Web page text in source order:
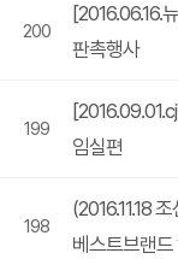
200
[2016.06.16.
판촉행사
199
임실편
198
(2016.11.18
베스트브랜